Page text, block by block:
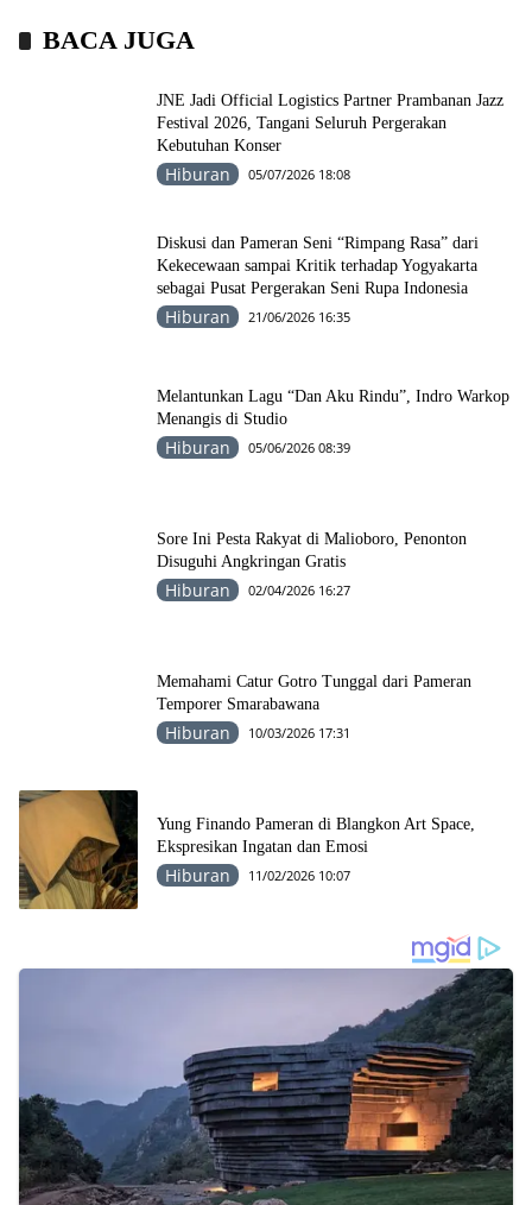
BACA JUGA
JNE Jadi Official Logistics Partner Prambanan Jazz
Festival 2026, Tangani Seluruh Pergerakan
Kebutuhan Konser
Hiburan 05/07/2026 18:08
Diskusi dan Pameran Seni “Rimpang Rasa” dari
Kekecewaan sampai Kritik terhadap Yogyakarta
sebagai Pusat Pergerakan Seni Rupa Indonesia
Hiburan 21/06/2026 16:35
Melantunkan Lagu “Dan Aku Rindu”, Indro Warkop
Menangis di Studio
Hiburan 05/06/2026 08:39
Sore Ini Pesta Rakyat di Malioboro, Penonton
Disuguhi Angkringan Gratis
Hiburan 02/04/2026 16:27
Memahami Catur Gotro Tunggal dari Pameran
Temporer Smarabawana
Hiburan 10/03/2026 17:31
Yung Finando Pameran di Blangkon Art Space,
Ekspresikan Ingatan dan Emosi
Hiburan 11/02/2026 10:07